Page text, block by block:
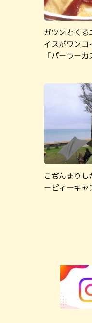
ガツンとくる
イスがワンコ
「パーラーカ
こぢんまりし
ーピィーキャ